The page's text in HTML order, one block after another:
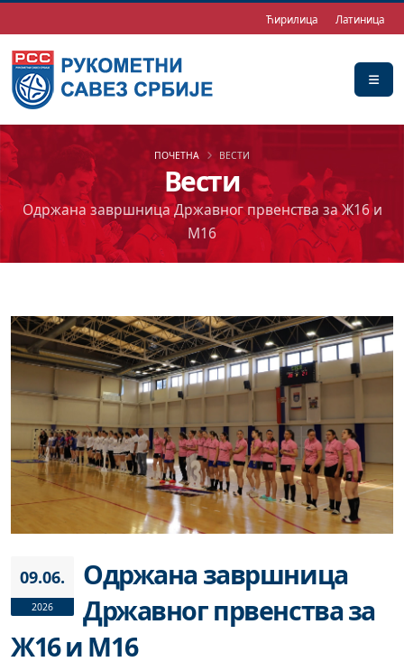
Ћирилица Латиница
Вести
Одржана завршница Државног првенства за Ж16 и
М16
ПОЧЕТНА ВЕСТИ
09.06.
2026
Одржана завршница
Државног првенства за
Ж16 и М16